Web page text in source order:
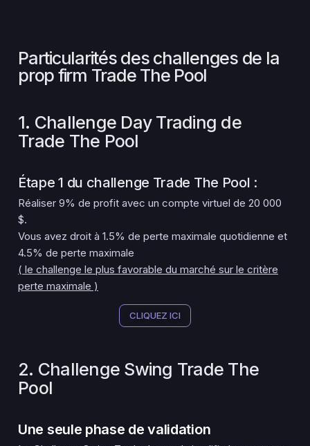
Particularités des challenges de la
prop firm Trade The Pool
1. Challenge Day Trading de
Trade The Pool
Étape 1 du challenge Trade The Pool :
Réaliser 9% de profit avec un compte virtuel de 20 000
$.
Vous avez droit à 1.5% de perte maximale quotidienne et
4.5% de perte maximale
( le challenge le plus favorable du marché sur le critère
perte maximale )
CLIQUEZ ICI
2. Challenge Swing Trade The
Pool
Une seule phase de validation